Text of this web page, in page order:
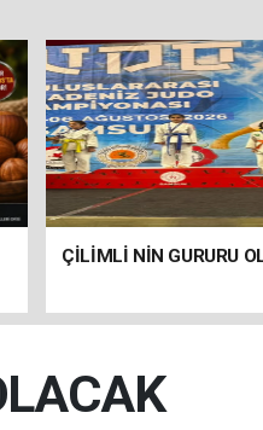
ÇİLİMLİ NİN GURURU